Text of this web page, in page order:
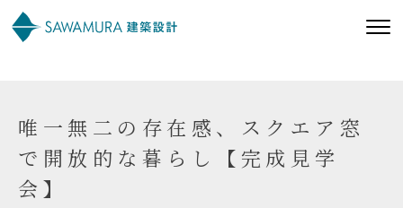
私たちの家づくり
唯一無二の存在感、スクエア窓
で開放的な暮らし【完成見学
会】